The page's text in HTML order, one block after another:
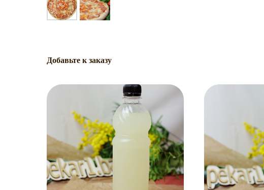
Добавьте к заказу